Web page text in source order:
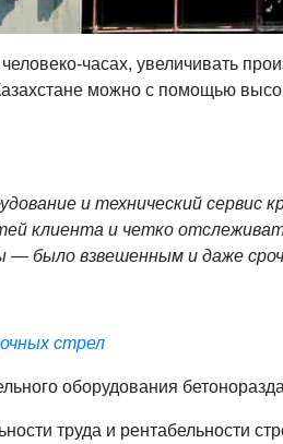
часах, увеличивать
можно с помощью
и технический
клиента и четко
было взвешенным и даже
стрел
оборудования
труда и рентабельности